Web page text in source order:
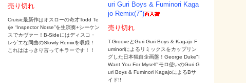
売り切れ
Cruisic最新作はオスローの奇才Todd Te
rje “Inspector Norse”を生演奏+シーケン
スでカヴァー！B-Sideにはディスコ・
レゲエな同曲のSlowly Remixを収録！
これははっきり言ってキラーです！！
uri Guri Boys & Fuminori Kaga
jo Remix(7")
売り切れ
T-GrooveとGuri Guri Boys & Kagajo F
uminoriによるリミックスをカップリン
グした日本独自企画盤！George Duke"I
Want You For Myself"モロ使いのGuri G
uri Boys & Fuminori KagajoによるBサ
イド!!